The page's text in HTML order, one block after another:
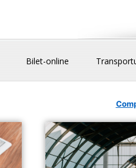
Bilet-online